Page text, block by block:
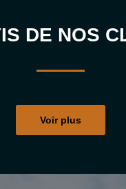
DE NOS
Voir plus